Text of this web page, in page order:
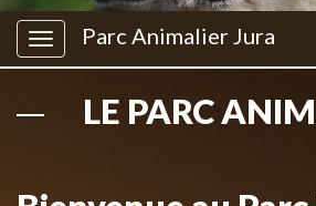
Parc Animalier Jura
LE PARC